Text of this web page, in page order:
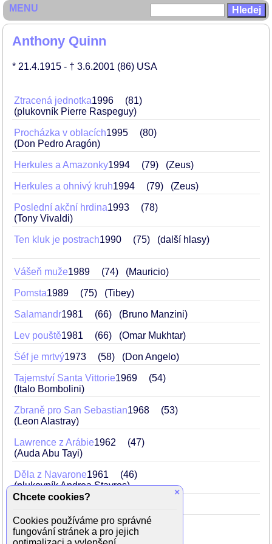
Anthony Quinn
* 21.4.1915 - † 3.6.2001 (86) USA
Ztracená jednotka1996
81
(plukovník Pierre Raspeguy)
Procházka v oblacích1995
80
(Don Pedro Aragón)
Herkules a Amazonky1994 79 (Zeus)
Herkules a ohnivý kruh1994 79 (Zeus)
Poslední akční hrdina1993
78
(Tony Vivaldi)
Ten kluk je postrach1990 75 (další hlasy)
Vášeň muže1989 74 (Mauricio)
Pomsta1989 75 (Tibey)
Salamandr1981 66 (Bruno Manzini)
Lev pouště1981 66 (Omar Mukhtar)
Šéf je mrtvý1973 58 (Don Angelo)
Tajemství Santa Vittorie1969
54
(Italo Bombolini)
Zbraně pro San Sebastian1968
53
(Leon Alastray)
Lawrence z Arábie1962
47
(Auda Abu Tayi)
Děla z Navarone1961
46
(plukovník Andrea Stavros)
Poslední vlak z Gun Hillu1959
(Craig Belden)
MENU
×
Chcete cookies?
Cookies používáme pro správné
fungování stránek a pro jejich